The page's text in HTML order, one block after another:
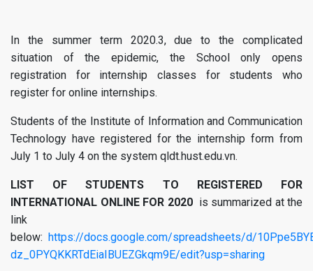
In the summer term 2020.3, due to the complicated
situation of the epidemic, the School only opens
registration for internship classes for students who
register for online internships.
Students of the Institute of Information and Communication
Technology have registered for the internship form from
July 1 to July 4 on the system qldt.hust.edu.vn.
LIST OF STUDENTS TO REGISTERED FOR
INTERNATIONAL ONLINE FOR 2020is summarized at the
link
below: https://docs.google.com/spreadsheets/d/
dz_0PYQKKRTdEiaIBUEZGkqm9E/edit?usp=sharing